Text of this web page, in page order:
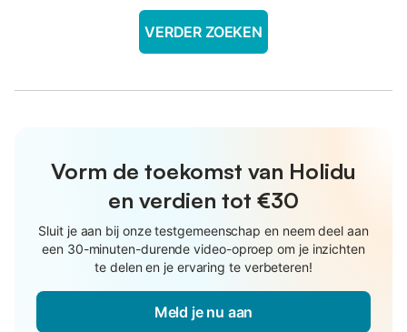
VERDER ZOEKEN
Vorm de toekomst van Holidu
en verdien tot €30
Sluit je aan bij onze testgemeenschap en neem deel aan
een 30-minuten-durende video-oproep om je inzichten
te delen en je ervaring te verbeteren!
Meld je nu aan